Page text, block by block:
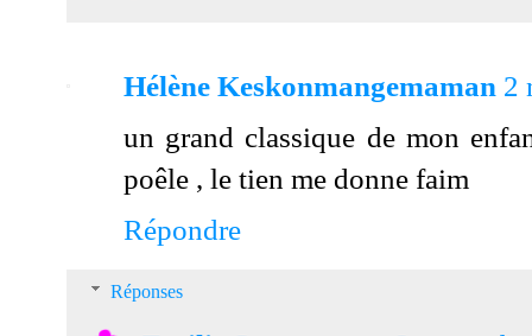
Hélène Keskonmangemaman 2
un grand classique de mon
poêle , le tien me donne faim
Répondre
Réponses